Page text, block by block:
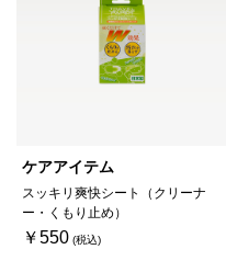
ケアアイテム
スッキリ爽快シート（クリーナ
ー・くもり止め）
￥550